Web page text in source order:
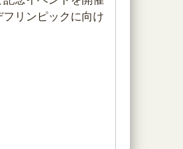
リンピックに向け